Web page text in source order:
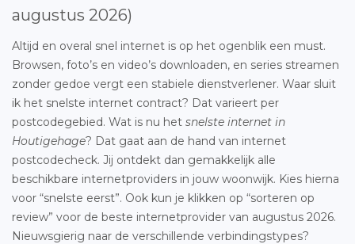
augustus 2026)
Altijd en overal snel internet is op het ogenblik een must.
Browsen, foto’s en video’s downloaden, en series streamen
zonder gedoe vergt een stabiele dienstverlener. Waar sluit
ik het snelste internet contract? Dat varieert per
postcodegebied. Wat is nu het snelste internet in
Houtigehage? Dat gaat aan de hand van internet
postcodecheck. Jij ontdekt dan gemakkelijk alle
beschikbare internetproviders in jouw woonwijk. Kies hierna
voor “snelste eerst”. Ook kun je klikken op “sorteren op
review” voor de beste internetprovider van augustus 2026.
Nieuwsgierig naar de verschillende verbindingstypes?